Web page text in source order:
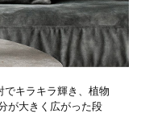
でキラキラ輝き、植物
が大きく広がった段